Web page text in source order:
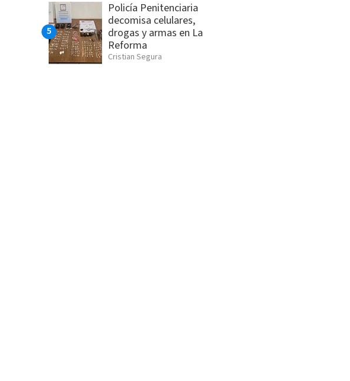
Policía Penitenciaria
decomisa celulares,
drogas y armas en La
Reforma
Cristian Segura